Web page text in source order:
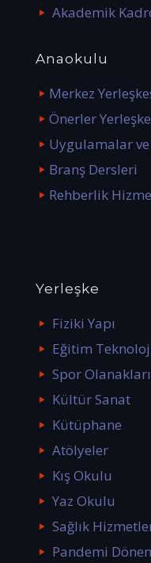
Akademik
Anaokulu
Merkez
Önerler
Uygulamalar
Branş Dersleri
Rehberlik
Yerleşke
Fiziki Yapı
Eğitim
Spor Olanakları
Kültür Sanat
Kütüphane
Atölyeler
Kış Okulu
Yaz Okulu
Sağlık
Pandemi